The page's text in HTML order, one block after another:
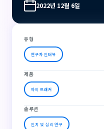
2022년 12월 6일
유형
연구자 인터뷰
제품
아이 트래커
솔루션
인지 및 심리 연구